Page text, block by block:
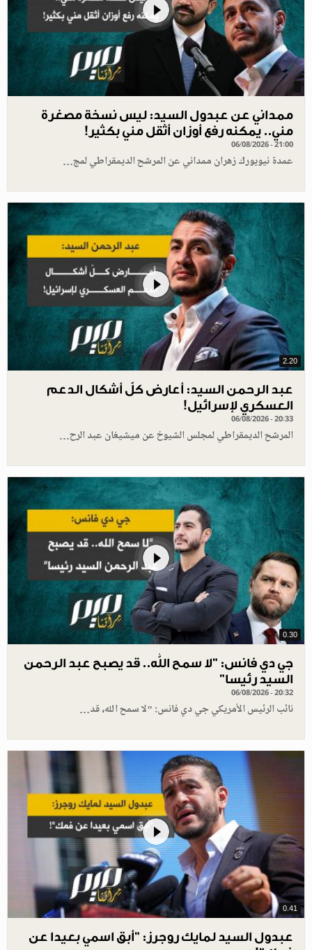
ممداني عن عبدول السيد: ليس نسخة مصغرة
مني.. يمكنه رفع أوزان أثقل مني بكثير!
06/08/2026 - 21:00
عمدة نيويورك زهران ممداني عن المرشح الديمقراطي لمج…
2.20
عبد الرحمن السيد: أعارض كلّ أشكال الدعم
العسكري لإسرائيل!
06/08/2026 - 20:33
المرشح الديمقراطي لمجلس الشيوخ عن ميشيغان عبد الرح…
0.30
جي دي فانس: ”لا سمح الله.. قد يصبح عبد الرحمن
السيد رئيسا”
06/08/2026 - 20:32
نائب الرئيس الأمريكي جي دي فانس: "لا سمح الله، قد…
0.41
عبدول السيد لمايك روجرز: "أبق اسمي بعيدا عن